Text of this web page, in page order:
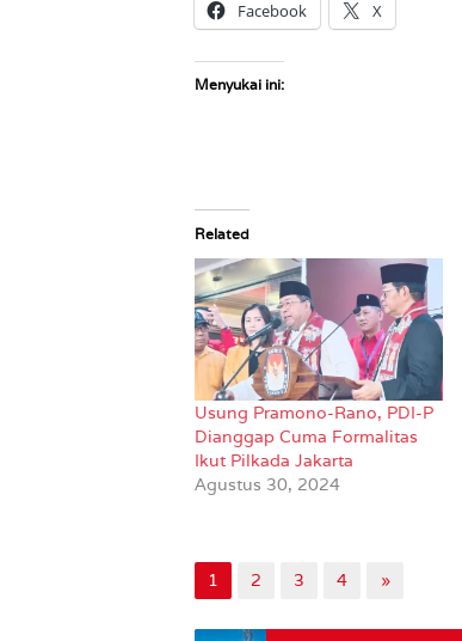
Facebook X
Menyukai ini:
Related
Usung Pramono-Rano, PDI-P
Dianggap Cuma Formalitas
Ikut Pilkada Jakarta
Agustus 30, 2024
1 2 3 4 »